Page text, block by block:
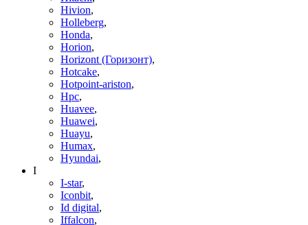
Hivion,
Holleberg,
Honda,
Horion,
Horizont (Горизонт),
Hotcake,
Hotpoint-ariston,
Hpc,
Huavee,
Huawei,
Huayu,
Humax,
Hyundai,
I
I-star,
Iconbit,
Id digital,
Iffalcon,